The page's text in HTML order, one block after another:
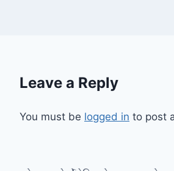
Leave a Reply
You must be logged in to post